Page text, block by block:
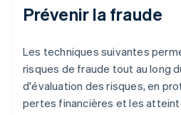
Prévenir la fraude
Les techniques suivantes
risques de fraude tout au long
d'évaluation des risques, en
pertes financières et les